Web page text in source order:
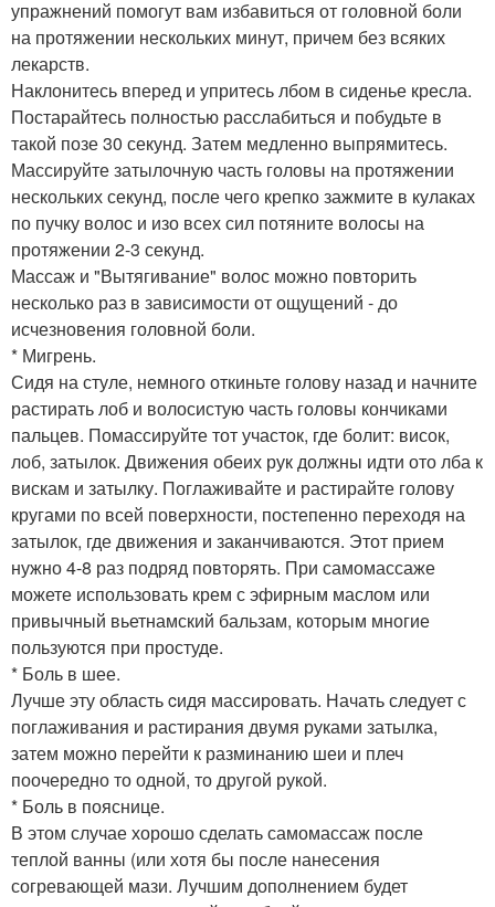
упражнений помогут вам избавиться от головной боли
на протяжении нескольких минут, причем без всяких
лекарств.
Наклонитесь вперед и упритесь лбом в сиденье кресла.
Постарайтесь полностью расслабиться и побудьте в
такой позе 30 секунд. Затем медленно выпрямитесь.
Массируйте затылочную часть головы на протяжении
нескольких секунд, после чего крепко зажмите в кулаках
по пучку волос и изо всех сил потяните волосы на
протяжении 2-3 секунд.
Массаж и "Вытягивание" волос можно повторить
несколько раз в зависимости от ощущений - до
исчезновения головной боли.
* Мигрень.
Сидя на стуле, немного откиньте голову назад и начните
растирать лоб и волосистую часть головы кончиками
пальцев. Помассируйте тот участок, где болит: висок,
лоб, затылок. Движения обеих рук должны идти ото лба к
вискам и затылку. Поглаживайте и растирайте голову
кругами по всей поверхности, постепенно переходя на
затылок, где движения и заканчиваются. Этот прием
нужно 4-8 раз подряд повторять. При самомассаже
можете использовать крем с эфирным маслом или
привычный вьетнамский бальзам, которым многие
пользуются при простуде.
* Боль в шее.
Лучше эту область cидя массировать. Начать следует с
поглаживания и растирания двумя руками затылка,
затем можно перейти к разминанию шеи и плеч
поочередно то одной, то другой рукой.
* Боль в пояснице.
В этом случае хорошо сделать самомассаж после
теплой ванны (или хотя бы после нанесения
согревающей мази. Лучшим дополнением будет